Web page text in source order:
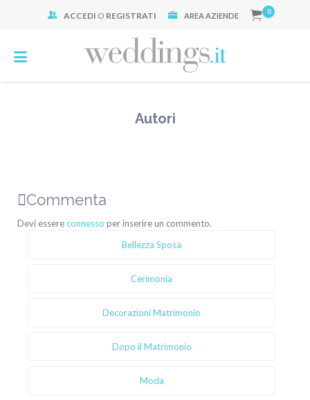
ACCEDI O REGISTRATI AREA AZIENDE 0
Autori
Commenta
Devi essereconnesso per inserire un commento.
Bellezza Sposa
Cerimonia
Decorazioni Matrimonio
Dopo il Matrimonio
Moda